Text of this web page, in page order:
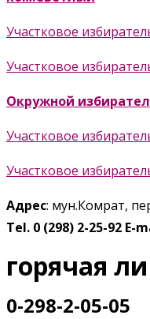
Участковое
Участковое
Окружной
Участковое
Участковое
Адрес: мун.Комрат,
Tel. 0 (298) 2-25-92 E-
горячая
0-298-2-05-05